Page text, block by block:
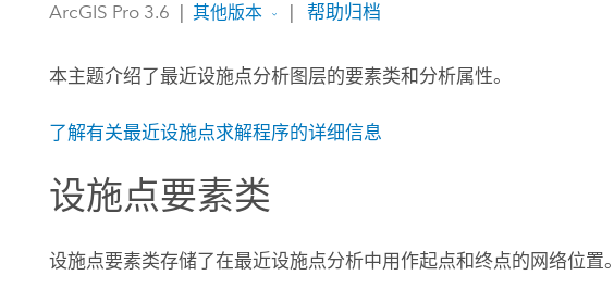
ArcGIS Pro 3.6 其他版本 帮助归档
本主题介绍了最近设施点分析图层的要素类和分析属性。
了解有关最近设施点求解程序的详细信息
设施点要素类
设施点要素类存储了在最近设施点分析中用作起点和终点的网络位置。